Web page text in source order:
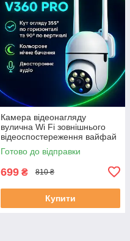
Камера відеонагляду
вулична Wi Fi зовнішнього
відеоспостереження вайфай
відеокамера спостереження
поворотна IP WIFI Camera
Готово до відправки
699 ₴ 810 ₴
Купити